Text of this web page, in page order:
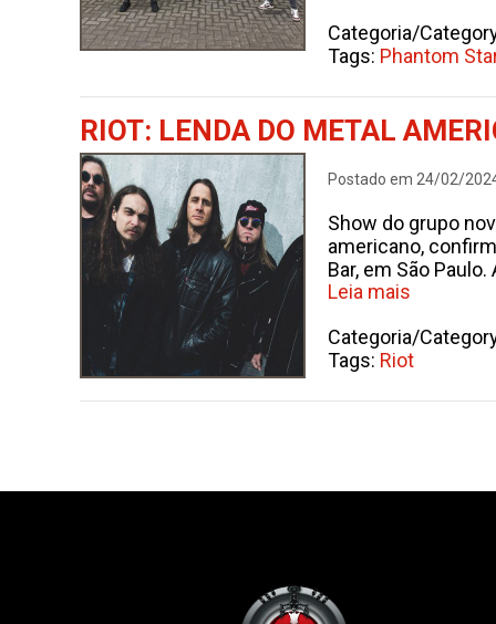
Categoria/
Tags: Phantom
RIOT: LENDA DO METAL
Postado em 24/02/
Show do grupo
americano,
Bar, em São
Leia mais
Categoria/
Tags: Riot